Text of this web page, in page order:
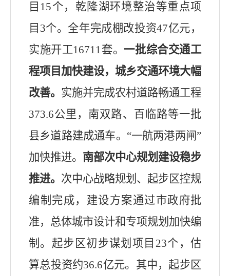
目 15个，乾隆湖环境整治等重点项
目 3个。全年完成棚改投资47亿元，
实施开工16711套。 一批综合交通工
程项目加快建设，城乡交通环境大幅
改善。 实施并完成农村道路畅通工程
373.6公里，南双路、百临路等一批
县乡道路建成通车。 “一航两港两闸”
加快推进。 南部次中心规划建设稳步
推进。 次中心战略规划、起步区控规
编制完成，建设方案通过市政府批
准，总体城市设计和专项规划 加快编
制。起步区初步谋划项目 23个，估
算总投资约36.6亿元。其中，起步区